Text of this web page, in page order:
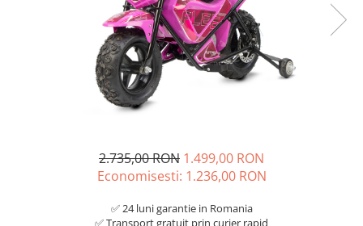
2.735,00 RON 1.499,00 RON
Economisesti: 1.236,00 RON
✅ 24 luni garantie in Romania
✅ Transport gratuit prin curier rapid